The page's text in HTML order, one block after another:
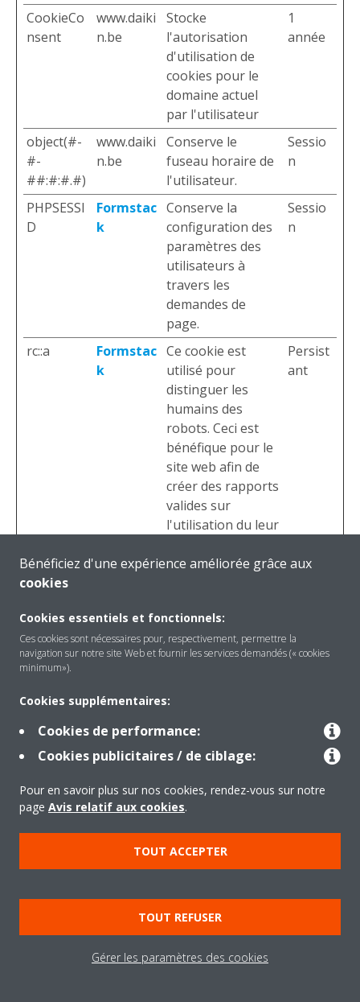
CookieCo
nsent
www.daiki
n.be
Stocke
l'autorisation
d'utilisation de
cookies pour le
domaine actuel
par l'utilisateur
1
année
object(#-
#-
##:#:#.#)
www.daiki
n.be
Conserve le
fuseau horaire de
l'utilisateur.
Sessio
n
PHPSESSI
D
Formstac
k
Conserve la
configuration des
paramètres des
utilisateurs à
travers les
demandes de
page.
Sessio
n
rc::a
Formstac
k
Ce cookie est
utilisé pour
distinguer les
humains des
robots. Ceci est
bénéfique pour le
site web afin de
créer des rapports
valides sur
l'utilisation du leur
Persist
ant
rc::c
Formstac Ce cookie est
distinguer les
robots.
Sessio
tags
n.be
partie d'un
cookies mis en
place par la
boutique en ligne
du site web pour
faciliter les images
des produits, les
fonctions de filtre
panier d'achat.
Bénéficiez d'une expérience améliorée grâce aux
cookies
Cookies essentiels et fonctionnels:
Ces cookies sont nécessaires pour, respectivement, permettre la
navigation sur notre site Web et fournir les services demandés (« cookies
minimum»).
Cookies supplémentaires:
Cookies de performance:
Cookies publicitaires / de ciblage:
Pour en savoir plus sur nos cookies, rendez-vous sur notre
page Avis relatif aux cookies.
TOUT ACCEPTER
TOUT REFUSER
Gérer les paramètres des cookies